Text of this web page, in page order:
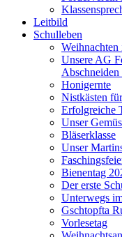
Leitbild
Schulleben
Unsere AG
Honigernte
Nistkästen
Erfolgreiche
Unser
Bläserklasse
Unser
Bienentag
Der erste
Unterwegs
Gschtopfta
Vorlesetag